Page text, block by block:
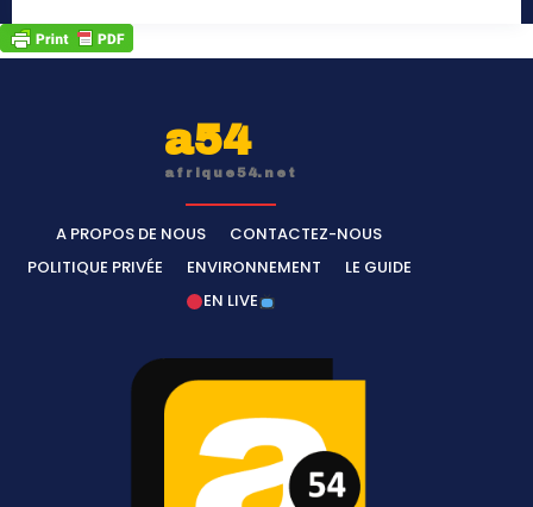
a54
afrique54.net
A PROPOS DE NOUS
CONTACTEZ-NOUS
POLITIQUE PRIVÉE
ENVIRONNEMENT
LE GUIDE
EN LIVE